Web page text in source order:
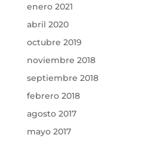
enero 2021
abril 2020
octubre 2019
noviembre 2018
septiembre 2018
febrero 2018
agosto 2017
mayo 2017